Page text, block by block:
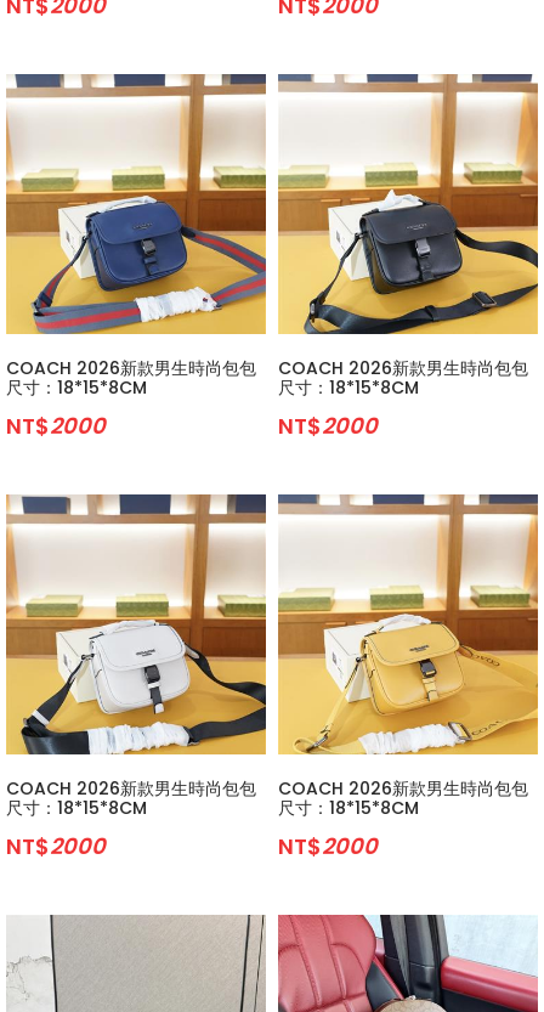
COACH 2026新款男生時尚包包
尺寸：18*15*8CM
NT$2000
COACH 2026新款男生時尚包包
尺寸：18*15*8CM
NT$2000
COACH 2026新款男生時尚包包
尺寸：18*15*8CM
NT$2000
COACH 2026新款男生時尚包包
尺寸：18*15*8CM
NT$2000